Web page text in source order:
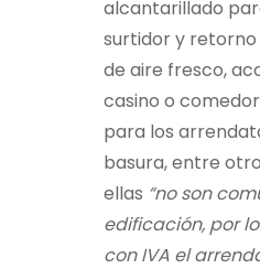
alcantarillado
surtidor y retorno
de aire fresco,
casino o
para los
basura, entre
ellas “no son
edificación, por
con IVA el